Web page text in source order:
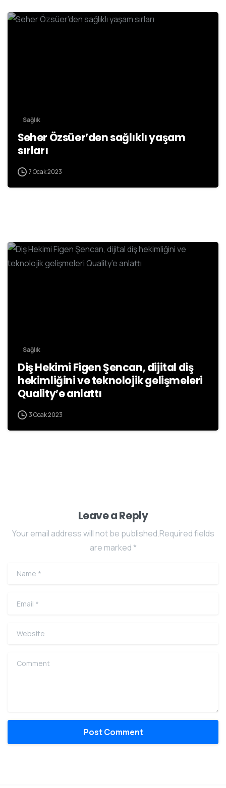
Sağlık
Seher Özsüer’den sağlıklı yaşam
sırları
7 Ocak 2023
Sağlık
Diş Hekimi Figen Şencan, dijital diş
hekimliğini ve teknolojik gelişmeleri
Quality’e anlattı
3 Ocak 2023
Leave a Reply
Your email address will not be published.Required fields
are marked *
Name
Email
Website
Comment